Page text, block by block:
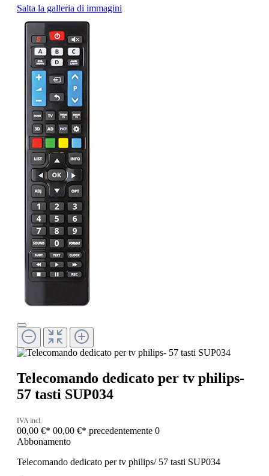
Salta la galleria di immagini
Telecomando dedicato per tv philips-
57 tasti SUP034
IVA incl.
00,00 €* 00,00 €* precedentemente 0
Abbonamento
Telecomando dedicato per tv philips/ 57 tasti SUP034